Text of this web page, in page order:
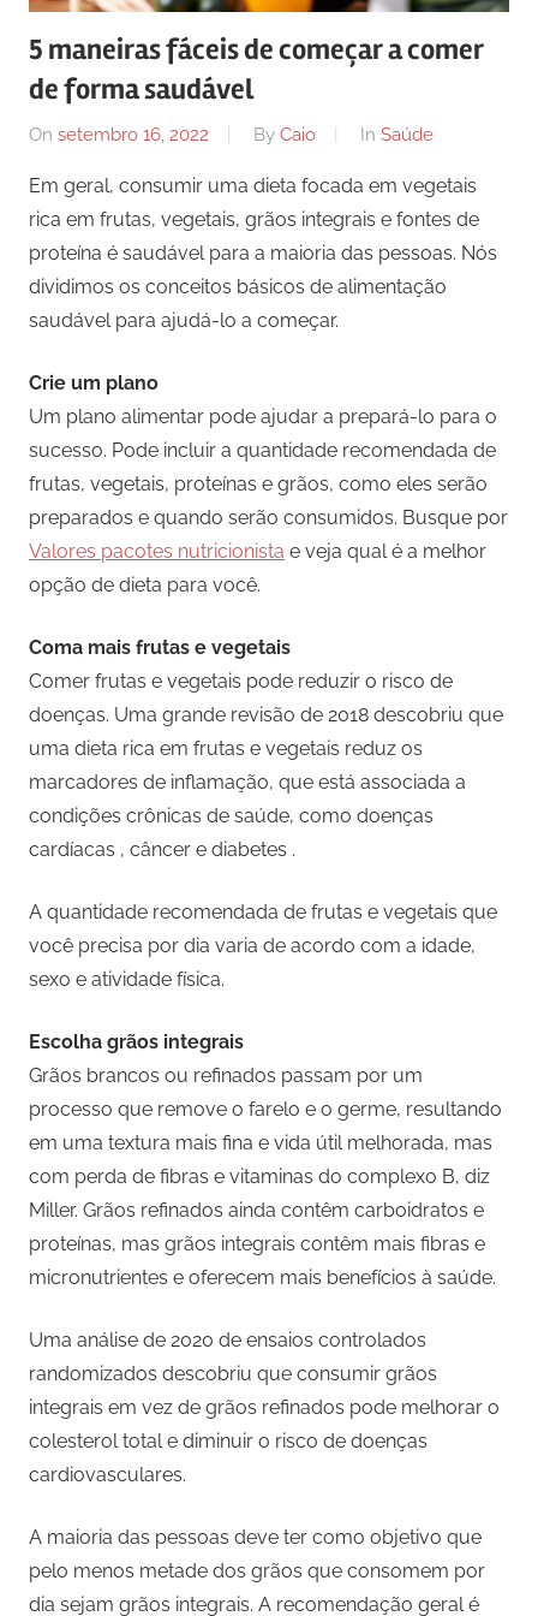
5 maneiras fáceis de começar a comer
de forma saudável
On setembro 16, 2022 By Caio In Saúde
Em geral, consumir uma dieta focada em vegetais
rica em frutas, vegetais, grãos integrais e fontes de
proteína é saudável para a maioria das pessoas. Nós
dividimos os conceitos básicos de alimentação
saudável para ajudá-lo a começar.
Crie um plano
Um plano alimentar pode ajudar a prepará-lo para o
sucesso. Pode incluir a quantidade recomendada de
frutas, vegetais, proteínas e grãos, como eles serão
preparados e quando serão consumidos. Busque por
Valores pacotes nutricionista e veja qual é a melhor
opção de dieta para você.
Coma mais frutas e vegetais
Comer frutas e vegetais pode reduzir o risco de
doenças. Uma grande revisão de 2018 descobriu que
uma dieta rica em frutas e vegetais reduz os
marcadores de inflamação, que está associada a
condições crônicas de saúde, como doenças
cardíacas , câncer e diabetes .
A quantidade recomendada de frutas e vegetais que
você precisa por dia varia de acordo com a idade,
sexo e atividade física.
Escolha grãos integrais
Grãos brancos ou refinados passam por um
processo que remove o farelo e o germe, resultando
em uma textura mais fina e vida útil melhorada, mas
com perda de fibras e vitaminas do complexo B, diz
Miller. Grãos refinados ainda contêm carboidratos e
proteínas, mas grãos integrais contêm mais fibras e
micronutrientes e oferecem mais benefícios à saúde.
Uma análise de 2020 de ensaios controlados
randomizados descobriu que consumir grãos
integrais em vez de grãos refinados pode melhorar o
colesterol total e diminuir o risco de doenças
cardiovasculares.
A maioria das pessoas deve ter como objetivo que
pelo menos metade dos grãos que consomem por
dia sejam grãos integrais. A recomendação geral é